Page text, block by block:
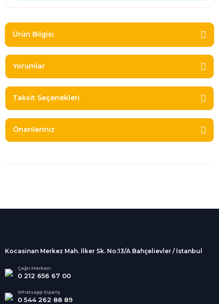
Ürün Bilgisi
Yorumlar
Taksit Seçenekleri
Önerileriniz
Alışveriş
kargolanmaktadır.
Tüm Kredi Kartlarına taksit
seçenekleri
Kocasinan Merkez Mah. İlker Sk. No:13/A Bahçelievler / İstanbul
Çağrı Merkezi
0 212 656 67 00
Whatsapp Sipariş
0 544 262 88 89